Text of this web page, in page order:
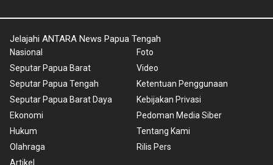
Jelajahi ANTARA News Papua Tengah
Nasional
Seputar Papua Barat
Seputar Papua Tengah
Seputar Papua Barat Daya
Ekonomi
Hukum
Olahraga
Artikel
Foto
Video
Ketentuan Penggunaan
Kebijakan Privasi
Pedoman Media Siber
Tentang Kami
Rilis Pers